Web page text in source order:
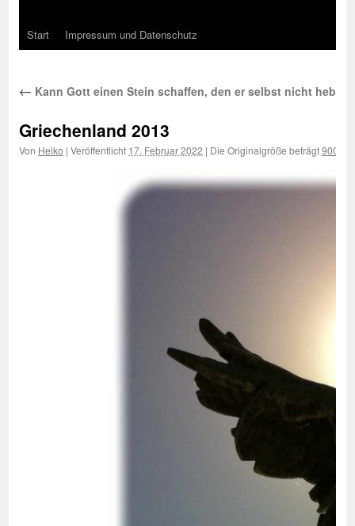
Start Impressum und Datenschutz
← Kann Gott einen Stein schaffen, den er selbst nicht heben
Griechenland 2013
Von Heiko | Veröffentlicht 17. Februar 2022 | Die Originalgröße beträgt900 ×